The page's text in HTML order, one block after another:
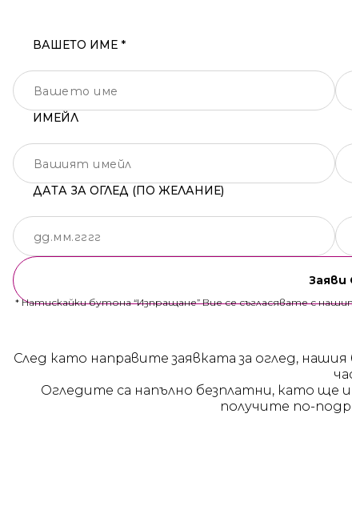
ВАШЕТО ИМЕ *
ИМЕЙЛ
ДАТА ЗА ОГЛЕД (ПО ЖЕЛАНИЕ)
Заяви
* Натискайки бутона “Изпращане” Вие се съгласявате с
След като направите заявката за оглед,
Огледите са напълно безплатни, като ще
получите по-